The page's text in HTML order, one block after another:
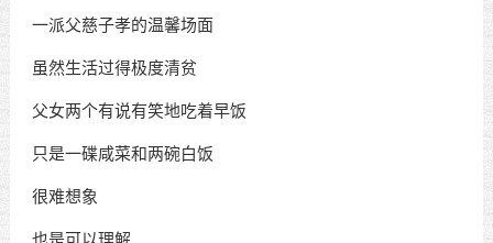
一派父慈子孝的温馨场面
虽然生活过得极度清贫
父女两个有说有笑地吃着早饭
只是一碟咸菜和两碗白饭
很难想象
也是可以理解